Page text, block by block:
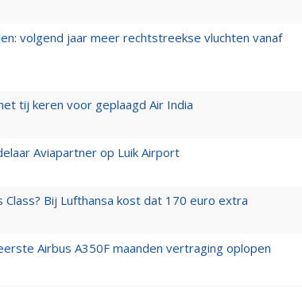
volgend jaar meer rechtstreekse vluchten vanaf
tij keren voor geplaagd Air India
Aviapartner op Luik Airport
Class? Bij Lufthansa kost dat 170 euro extra
Airbus A350F maanden vertraging oplopen